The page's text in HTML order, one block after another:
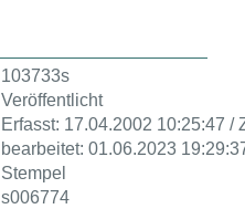
103733s
Veröffentlicht
Erfasst: 17.04.2002 10:25:47 /
bearbeitet: 01.06.2023
Stempel
s006774